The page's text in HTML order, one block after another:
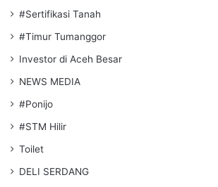
#Sertifikasi Tanah
#Timur Tumanggor
Investor di Aceh Besar
NEWS MEDIA
#Ponijo
#STM Hilir
Toilet
DELI SERDANG